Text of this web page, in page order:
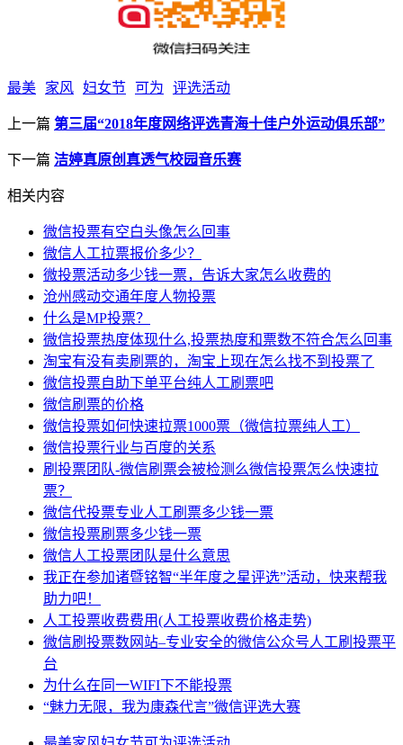
最美 家风 妇女节 可为 评选活动
上一篇 第三届“2018年度网络评选青海十佳户外运动俱乐部”
下一篇 洁婷真原创真透气校园音乐赛
相关内容
微信投票有空白头像怎么回事
微信人工拉票报价多少？
微投票活动多少钱一票，告诉大家怎么收费的
沧州感动交通年度人物投票
什么是MP投票？
微信投票热度体现什么,投票热度和票数不符合怎么回事
淘宝有没有卖刷票的，淘宝上现在怎么找不到投票了
微信投票自助下单平台纯人工刷票吧
微信刷票的价格
微信投票如何快速拉票1000票（微信拉票纯人工）
微信投票行业与百度的关系
刷投票团队-微信刷票会被检测么微信投票怎么快速拉
票？
微信代投票专业人工刷票多少钱一票
微信投票刷票多少钱一票
微信人工投票团队是什么意思
我正在参加诸暨铭智“半年度之星评选”活动，快来帮我
助力吧！
人工投票收费费用(人工投票收费价格走势)
微信刷投票数网站–专业安全的微信公众号人工刷投票平
台
为什么在同一WIFI下不能投票
“魅力无限，我为康森代言”微信评选大赛